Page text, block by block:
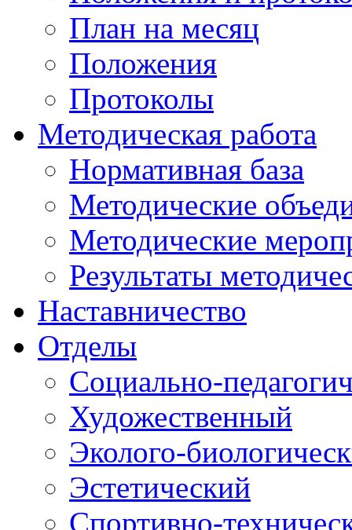
План на месяц
Положения
Протоколы
Методическая работа
Нормативная база
Методические
Методические
Результаты
Наставничество
Отделы
Социально-
Художественный
Эколого-
Эстетический
Спортивно-